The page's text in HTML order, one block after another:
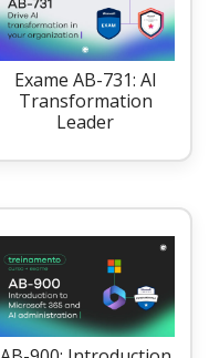
Exame AB-731: AI
Transformation
Leader